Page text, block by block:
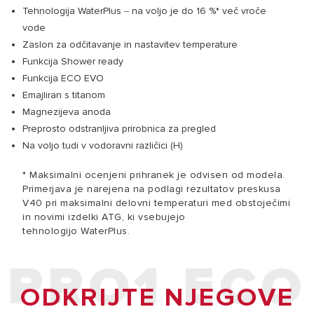
Tehnologija WaterPlus ‒ na voljo je do 16 %* več vroče
vode
Zaslon za odčitavanje in nastavitev temperature
Funkcija Shower ready
Funkcija ECO EVO
Emajliran s titanom
Magnezijeva anoda
Preprosto odstranljiva prirobnica za pregled
Na voljo tudi v vodoravni različici (H)
* Maksimalni ocenjeni prihranek je odvisen od modela.
Primerjava je narejena na podlagi rezultatov preskusa
V40 pri maksimalni delovni temperaturi med obstoječimi
in novimi izdelki ATG, ki vsebujejo
tehnologijo WaterPlus.
PRO1 ECO
ODKRIJTE NJEGOVE